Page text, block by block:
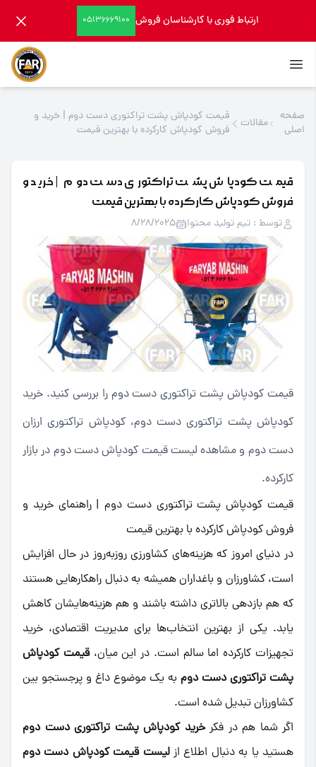
ارتباط فوری با کارشناسان فروش 05136669100
صفحه
اصلی
مقالات
قیمت کودپاش پشت تراکتوری دست دوم | خرید و
فروش کودپاش کارکرده با بهترین قیمت
قیمت کودپاش پشت تراکتوری دست دوم | خرید و
فروش کودپاش کارکرده با بهترین قیمت
توسط : تیم تولید محتوا 8/28/2025
قیمت کودپاش پشت تراکتوری دست دوم را بررسی کنید. خرید
کودپاش پشت تراکتوری دست دوم، کودپاش تراکتوری ارزان
دست دوم و مشاهده لیست قیمت کودپاش دست دوم در بازار
کارکرده.
قیمت کودپاش پشت تراکتوری دست دوم | راهنمای خرید و
فروش کودپاش کارکرده با بهترین قیمت
در دنیای امروز که هزینه‌های کشاورزی روزبه‌روز در حال افزایش
است، کشاورزان و باغداران همیشه به دنبال راهکارهایی هستند
که هم بازدهی بالاتری داشته باشند و هم هزینه‌هایشان کاهش
یابد. یکی از بهترین انتخاب‌ها برای مدیریت اقتصادی، خرید
تجهیزات کارکرده اما سالم است. در این میان،قیمت کودپاش
پشت تراکتوری دست دوم به یک موضوع داغ و پرجستجو بین
کشاورزان تبدیل شده است.
اگر شما هم در فکرخرید کودپاش پشت تراکتوری دست دوم
هستید یا به دنبال اطلاع ازلیست قیمت کودپاش دست دوم